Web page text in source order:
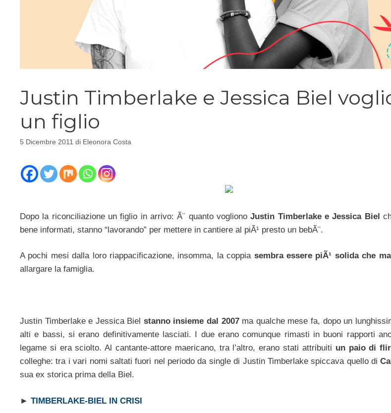
Justin Timberlake e Jessica Biel
un figlio
5 Dicembre 2011 di Eleonora Costa
Dopo la riconciliazione un figlio in arrivo: Ã¨ quanto voglionoJustin Timberlake e Jessica Biel
bene informati, stanno “lavorando” per mettere in cantiere al piÃ¹ presto un bebÃ¨.
A pochi mesi dalla loro riappacificazione, insomma, la coppiasembra essere piÃ¹ solida che
allargare la famiglia.
Justin Timberlake e Jessica Biel stanno insieme dal 2007 ma qualche mese fa, dopo un
alti e bassi, si erano definitivamente lasciati. I due erano comunque rimasti in buoni rapporti
legame si era sciolto. Al cantante-attore maericano, tra l’altro, erano stati attribuiti un paio di
colleghe: tra i vari nomi saltati fuori nel periodo da single di Justin Timberlake spiccava quello di
sua ex storica prima della Biel.
► TIMBERLAKE-BIEL IN CRISI